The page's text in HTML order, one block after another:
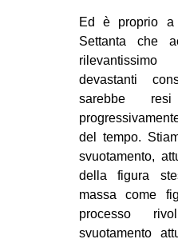
Ed è proprio a
Settanta che
devastanti
sarebbe
del tempo.
svuotamento,
della figura
massa come
processo
svuotamento